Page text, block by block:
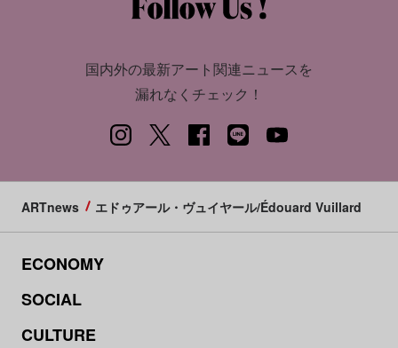
国内外の最新アート関連ニュースを
漏れなくチェック！
ARTnews エドゥアール・ヴュイヤール/Édouard Vuillard
ECONOMY
SOCIAL
CULTURE